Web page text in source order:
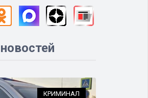
КРИМИНАЛ